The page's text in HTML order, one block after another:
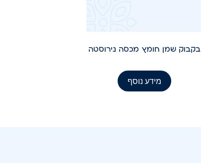
בקבוק שמן חומץ מכסה נירוסטה
מידע נוסף